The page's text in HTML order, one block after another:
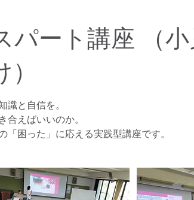
パート講座 ​（
識と自信を。
合えばいいのか。
困った」に応える実践型講座です。